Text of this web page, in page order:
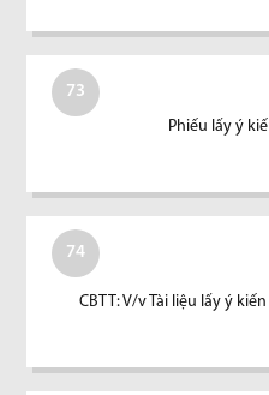
73
Phiếu lấy ý
74
CBTT: V/v Tài liệu lấy ý